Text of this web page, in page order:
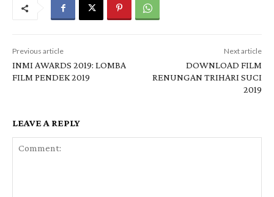
Previous article
INMI AWARDS 2019: LOMBA
FILM PENDEK 2019
Next article
DOWNLOAD FILM
RENUNGAN TRIHARI SUCI
2019
LEAVE A REPLY